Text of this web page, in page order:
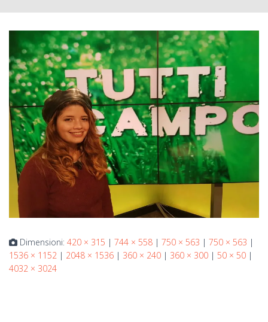
Dimensioni: 420 × 315 | 744 × 558 | 750 × 563 | 750 × 563 |
1536 × 1152 | 2048 × 1536 | 360 × 240 | 360 × 300 | 50 × 50 |
4032 × 3024